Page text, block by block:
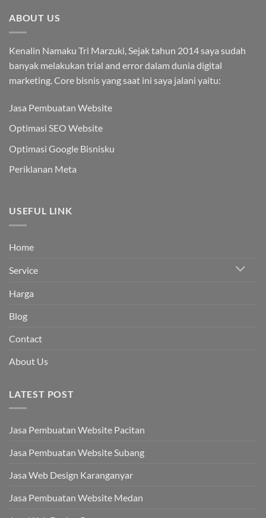
ABOUT US
Kenalin Namaku Tri Marzuki, Sejak tahun 2014 saya sudah
banyak melakukan trial and error dalam dunia digital
marketing. Core bisnis yang saat ini saya jalani yaitu:
Jasa Pembuatan Website
Optimasi SEO Website
Optimasi Google Bisnisku
Periklanan Meta
USEFUL LINK
Home
Service
Harga
Blog
Contact
About Us
LATEST POST
Jasa Pembuatan Website Pacitan
Jasa Pembuatan Website Subang
Jasa Web Design Karanganyar
Jasa Pembuatan Website Medan